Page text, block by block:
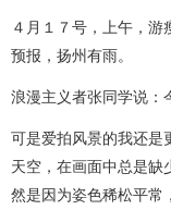
４月１７号，上午，游
预报，扬州有雨。
浪漫主义者张同学说：
可是爱拍风景的我还是
天空，在画面中总是缺
然是因为姿色稀松平常